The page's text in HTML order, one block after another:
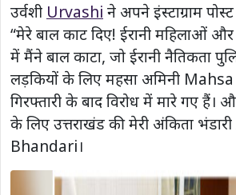
उर्वशी Urvashi ने अपने इंस्टाग्राम
“मेरे बाल काट दिए! ईरानी महिलाओं
में मैंने बाल काटा, जो ईरानी नैतिकता
लड़कियों के लिए महसा अमिनी
गिरफ्तारी के बाद विरोध में मारे गए हैं।
के लिए उत्तराखंड की मेरी अंकिता
Bhandari।